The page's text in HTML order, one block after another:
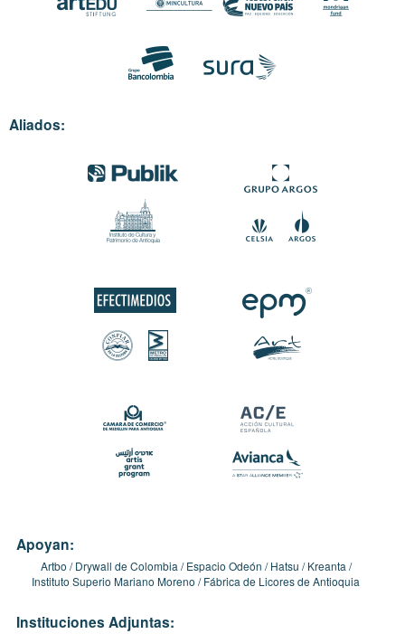
Aliados:
Apoyan:
Artbo Drywall de Colombia Espacio Odeón Hatsu
Kreanta
Instituto Superio Mariano Moreno
Fábrica de Licores de Antioquia
Instituciones Adjuntas: